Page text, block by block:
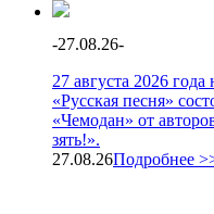
-27.08.26-
27 августа 2026
«Русская песня»
«Чемодан» от
зять!».
27.08.26Подробнее